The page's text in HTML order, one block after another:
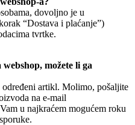
dovoljno je u
“Dostava i plaćanje”)
tvrtke.
možete li ga
artikl. Molimo, pošaljite
na e-mail
u najkraćem mogućem roku